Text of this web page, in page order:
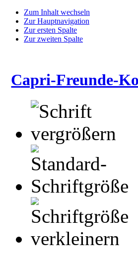
Zum Inhalt wechseln
Zur Hauptnavigation
Zur ersten Spalte
Zur zweiten Spalte
Capri-Freunde-